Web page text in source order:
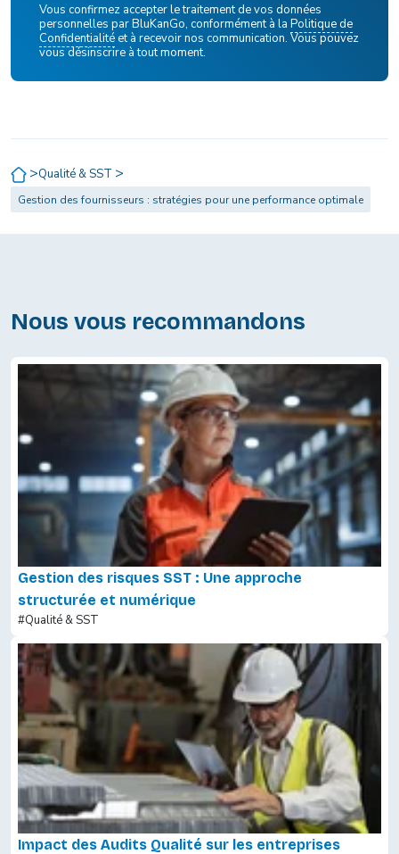
Vous confirmez accepter le traitement de vos données
personnelles par BluKanGo, conformément à la Politique de
Confidentialitéet à recevoir nos communication. Vous pouvez
vous désinscrire à tout moment.
>Qualité & SST >
Gestion des fournisseurs : stratégies pour une performance optimale
Nous vous recommandons
Gestion des risques SST : Une approche
structurée et numérique
#Qualité & SST
Impact des Audits Qualité sur les entreprises